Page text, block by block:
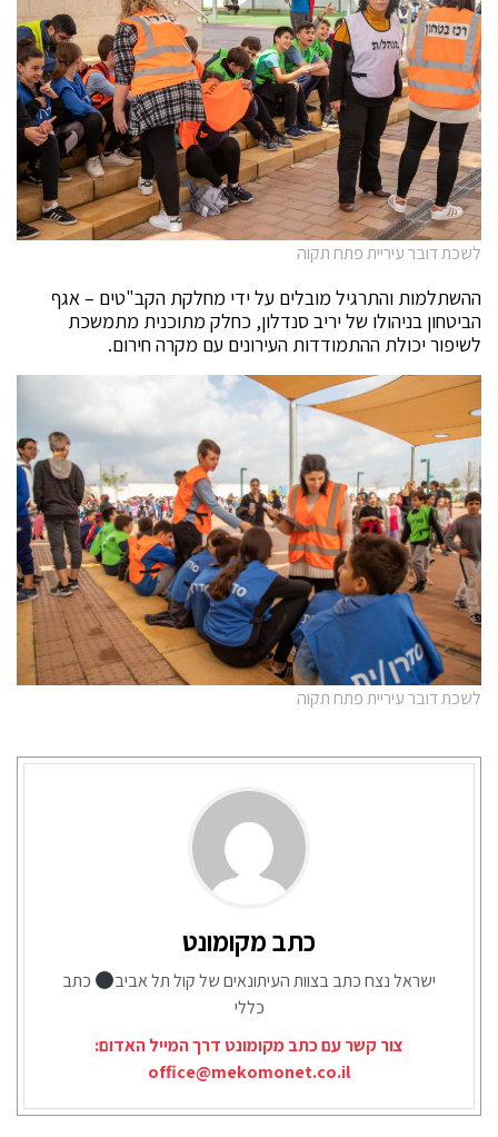
לשכת דובר עיריית פתח תקוה
ההשתלמות והתרגיל מובלים על ידי מחלקת הקב"טים – אגף
הביטחון בניהולו של יריב סנדלון, כחלק מתוכנית מתמשכת
לשיפור יכולת ההתמודדות העירונים עם מקרה חירום.
לשכת דובר עיריית פתח תקוה
כתב מקומונט
ישראל נצח כתב בצוות העיתונאים של קול תל אביב
כתב
כללי
צור קשר עם כתב מקומונט דרך המייל האדום:
office@mekomonet.co.il